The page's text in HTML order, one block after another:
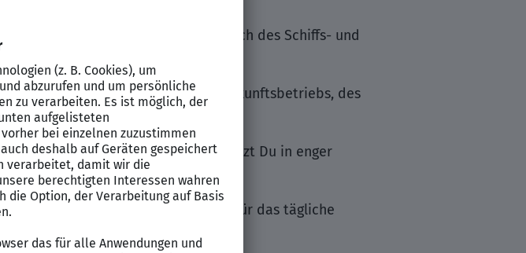
der Plattformen einschließlich des Schiffs- und
Aktivitäten des Leiters des Unterkunftsbetriebs, des
Instandhaltungsaktivitäten setzt Du in enger
um
der gesamten Anlage sowie für das tägliche
aus